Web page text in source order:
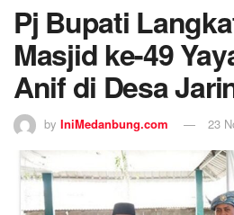
Pj Bupati
Masjid ke-49
Anif di Desa
by IniMedanbung.com 23